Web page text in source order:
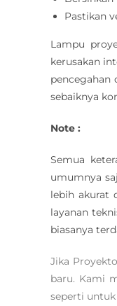
Pastikan
Lampu
kerusakan
pencegahan
sebaiknya
Note :
Semua
umumnya
lebih akurat
layanan
biasanya
Jika
baru. Kami
seperti